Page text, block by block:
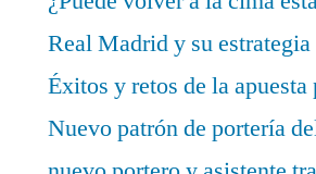
Real Madrid y su
Éxitos y retos de la
Nuevo patrón de portería